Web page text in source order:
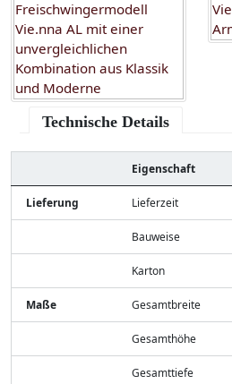
Technische Details
Eigenschaft
Lieferung Lieferzeit
Bauweise
Karton
Maße Gesamtbreite
Gesamthöhe
Gesamttiefe